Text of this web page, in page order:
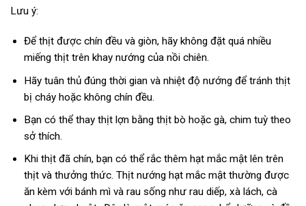
Lưu ý:
Để thịt được chín đều và giòn, hãy không đặt quá nhiều
miếng thịt trên khay nướng của nồi chiên.
Hãy tuân thủ đúng thời gian và nhiệt độ nướng để tránh thịt
bị cháy hoặc không chín đều.
Bạn có thể thay thịt lợn bằng thịt bò hoặc gà, chim tuỳ theo
sở thích.
Khi thịt đã chín, bạn có thể rắc thêm hạt mắc mật lên trên
thịt và thưởng thức. Thịt nướng hạt mắc mật thường được
ăn kèm với bánh mì và rau sống như rau diếp, xà lách, cà